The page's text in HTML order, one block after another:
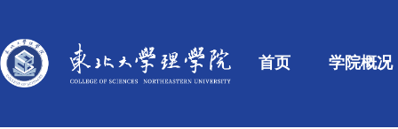
首页 学院概况